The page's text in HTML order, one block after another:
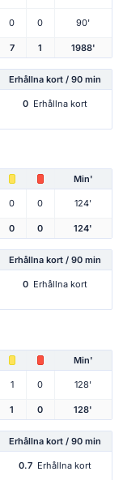
0 0 90'
7 1 1988'
Erhållna kort / 90 min
0 Erhållna kort
Min'
0 0 124'
0 0 124'
Erhållna kort / 90 min
0 Erhållna kort
Min'
1 0 128'
1 0 128'
Erhållna kort / 90 min
0.7 Erhållna kort